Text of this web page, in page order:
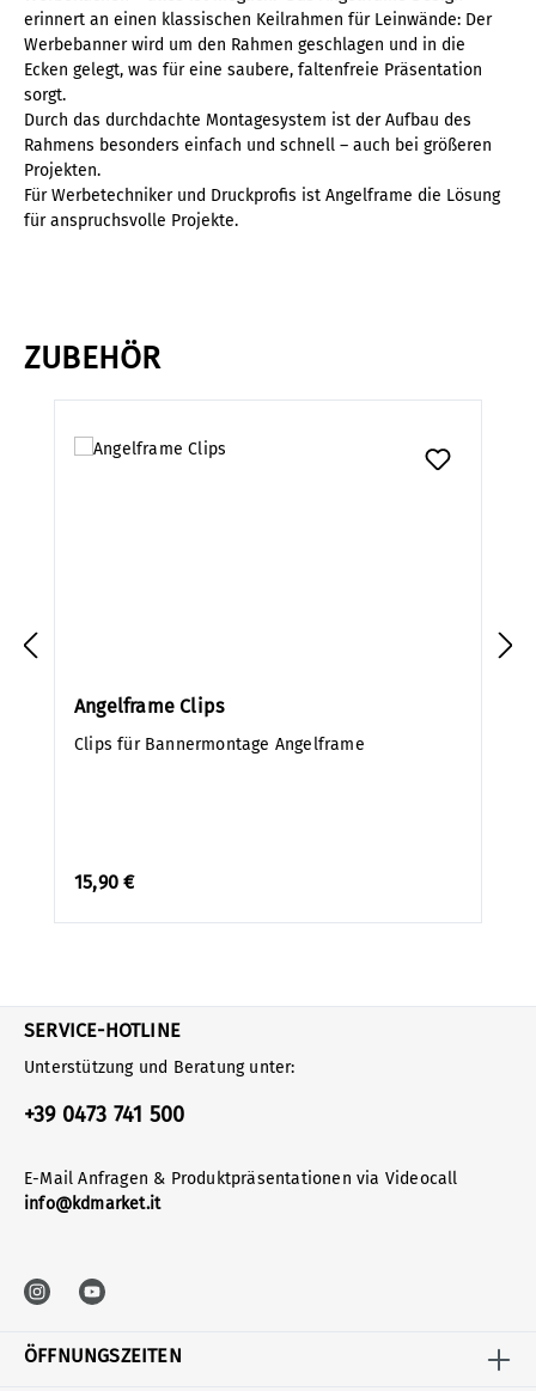
erinnert an einen klassischen Keilrahmen für Leinwände: Der
Werbebanner wird um den Rahmen geschlagen und in die
Ecken gelegt, was für eine saubere, faltenfreie Präsentation
sorgt.
Durch das durchdachte Montagesystem ist der Aufbau des
Rahmens besonders einfach und schnell – auch bei größeren
Projekten.
Für Werbetechniker und Druckprofis ist Angelframe die Lösung
für anspruchsvolle Projekte.
ZUBEHÖR
Angelframe Clips
Clips für Bannermontage Angelframe
15,90 €
SERVICE-HOTLINE
Unterstützung und Beratung unter:
+39 0473 741 500
E-Mail Anfragen & Produktpräsentationen via Videocall
info@kdmarket.it
ÖFFNUNGSZEITEN